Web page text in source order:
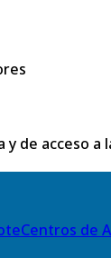
de acceso a
Centros de